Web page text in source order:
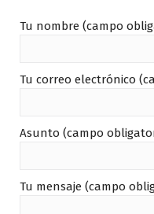
Tu nombre (campo
Tu correo electrónico
Asunto (campo
Tu mensaje (campo